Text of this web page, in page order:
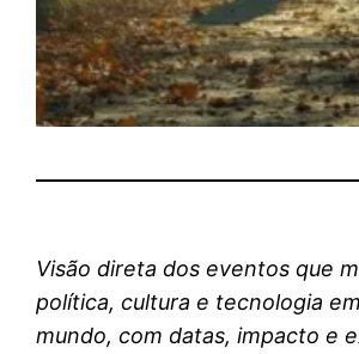
Visão direta dos eventos que
política, cultura e tecnologia
mundo, com datas, impacto e